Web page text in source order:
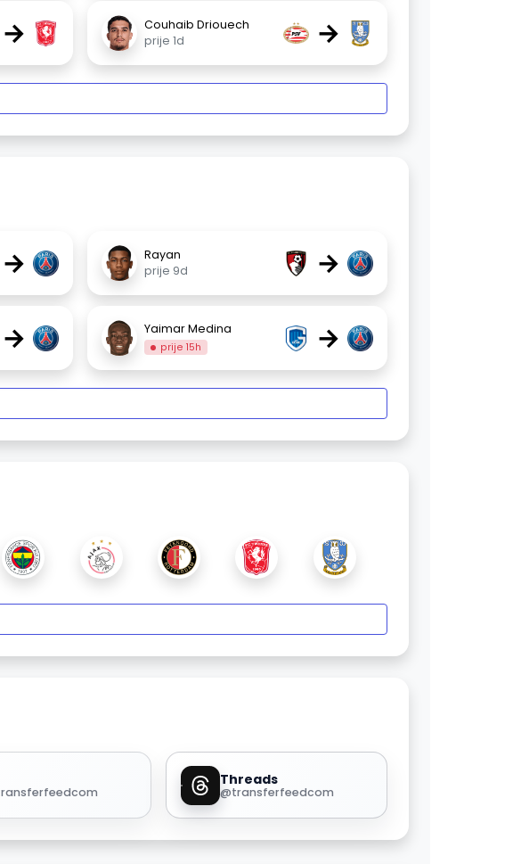
→
Couhaib Driouech
prije 1d
→
→
Rayan
prije 9d
→
→ Yaimar Medina
prije 15h →
Threads
@transferfeedcom